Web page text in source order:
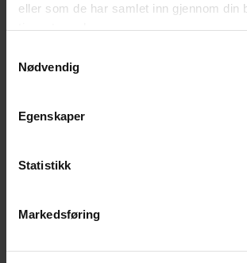
eller som de har samlet inn gjennom din
Nødvendig
Egenskaper
Statistikk
Markedsføring
Ønsker du mer informasjon eller en demo